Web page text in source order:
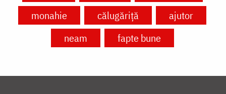
monahie
călugăriță
ajutor
neam
fapte bune